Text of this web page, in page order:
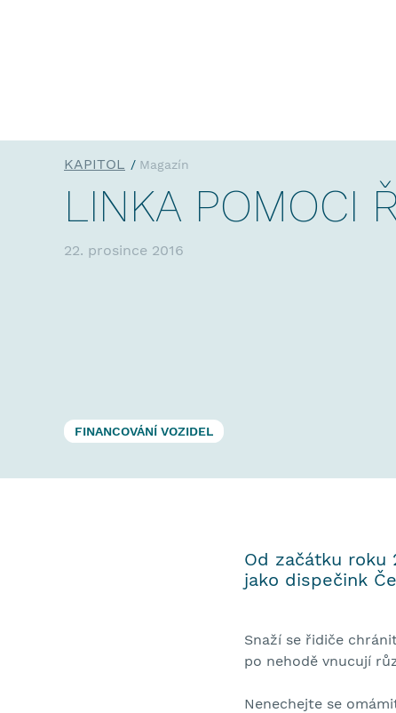
KAPITOL Magazín
LINKA POMOCI
22. prosince 2016
FINANCOVÁNÍ VOZIDEL
Od začátku roku
jako dispečink
Snaží se řidiče
po nehodě vnucují
Nenechejte se